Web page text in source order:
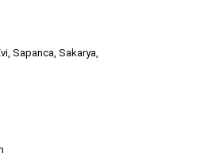
Sapanca, Sakarya,